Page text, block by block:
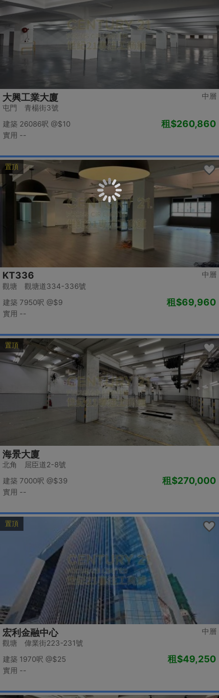
中層
大興工業大廈
屯門 青楊街3號
建築 26086呎 @$10
實用 --
租$260,860
置頂
中層
KT336
觀塘 觀塘道334-336號
建築 7950呎 @$9
實用 --
租$69,960
置頂
海景大廈
北角 屈臣道2-8號
建築 7000呎 @$39
實用 --
租$270,000
置頂
中層
宏利金融中心
觀塘 偉業街223-231號
建築 1970呎 @$25
實用 --
租$49,250